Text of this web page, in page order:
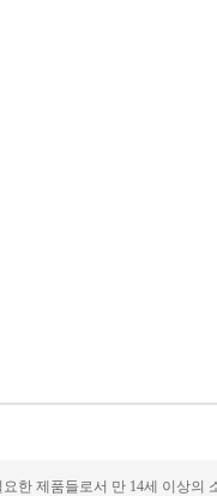
한 제품들로서 만 14세 이상의